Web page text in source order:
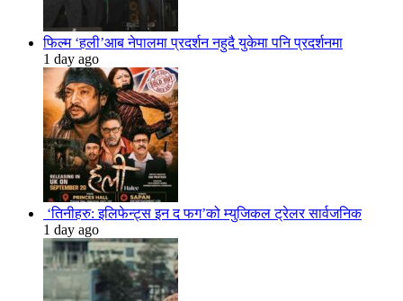
फिल्म ‘हली’आब नेपालमा प्रदर्शन नहुदै युकेमा पनि प्रदर्शनमा
1 day ago
‘तिनीहरु: इलिफेन्ट्स इन द फग’को म्युजिकल ट्रेलर सार्वजनिक
1 day ago